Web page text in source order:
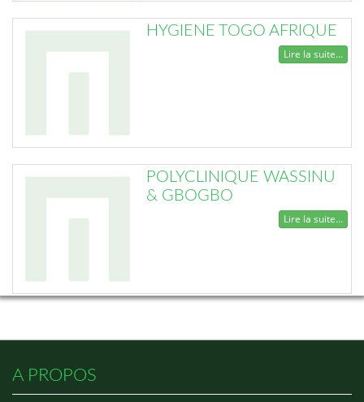
HYGIENE TOGO AFRIQUE
Lire la suite...
POLYCLINIQUE WASSINU
& GBOGBO
Lire la suite...
A PROPOS